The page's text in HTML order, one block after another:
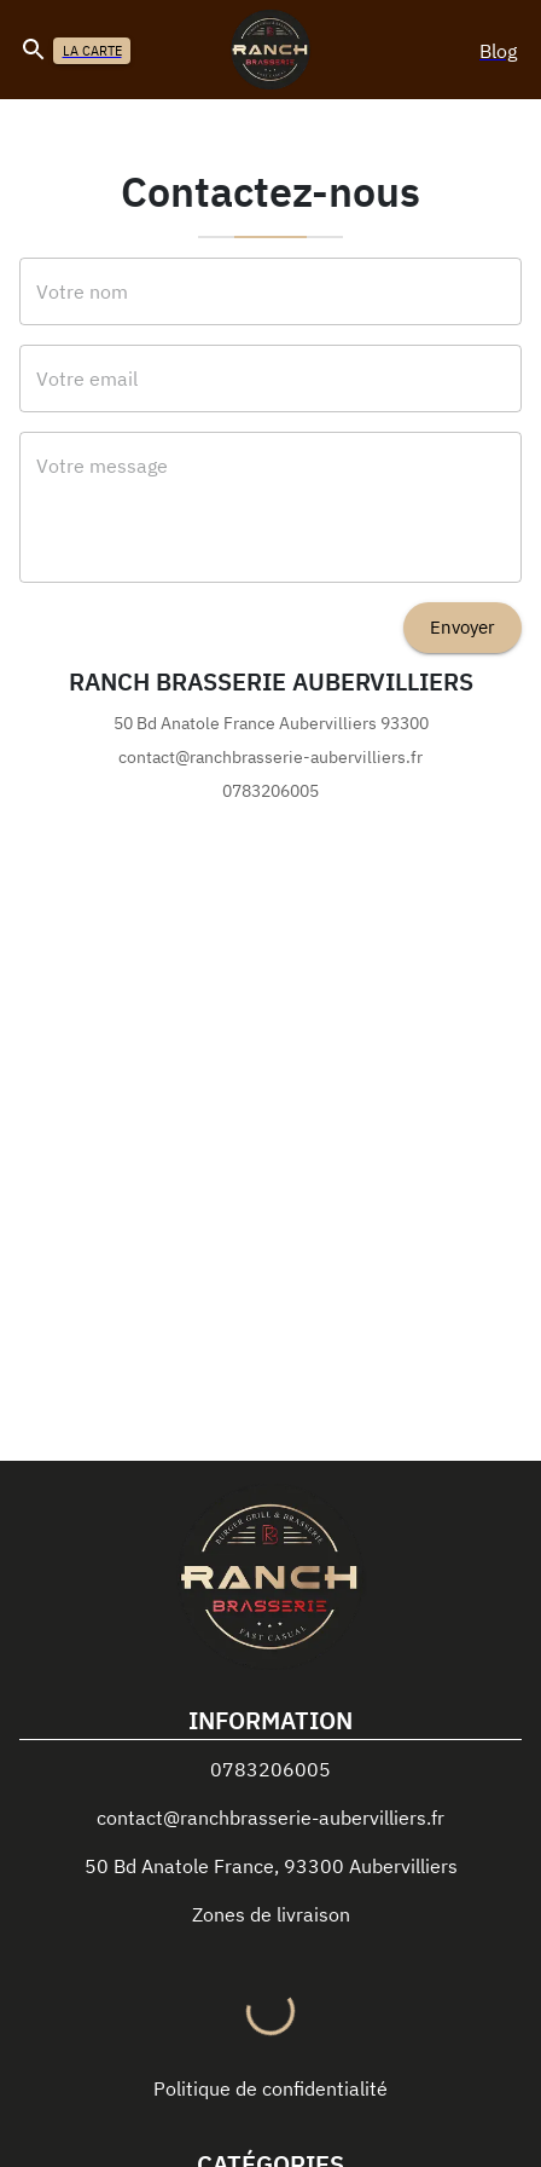
LA CARTE Blog
Contactez-nous
Envoyer
RANCH BRASSERIE AUBERVILLIERS
50 Bd Anatole France Aubervilliers 93300
contact@ranchbrasserie-aubervilliers.fr
0783206005
INFORMATION
0783206005
contact@ranchbrasserie-aubervilliers.fr
50 Bd Anatole France, 93300 Aubervilliers
Zones de livraison
Politique de confidentialité